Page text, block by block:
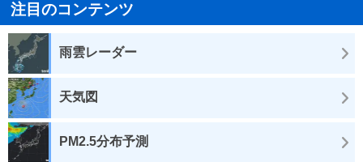
注目のコンテンツ
雨雲レーダー
天気図
PM2.5分布予測